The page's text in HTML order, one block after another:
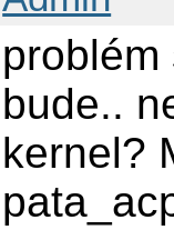
bude..
kernel?